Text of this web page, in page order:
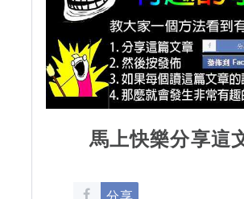
馬上快樂分享這
分享